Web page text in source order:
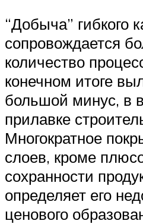
“Добыча” гибкого
сопровождается
количество
конечном итоге
большой минус, в
прилавке
Многократное
слоев, кроме
сохранности
определяет его
ценового